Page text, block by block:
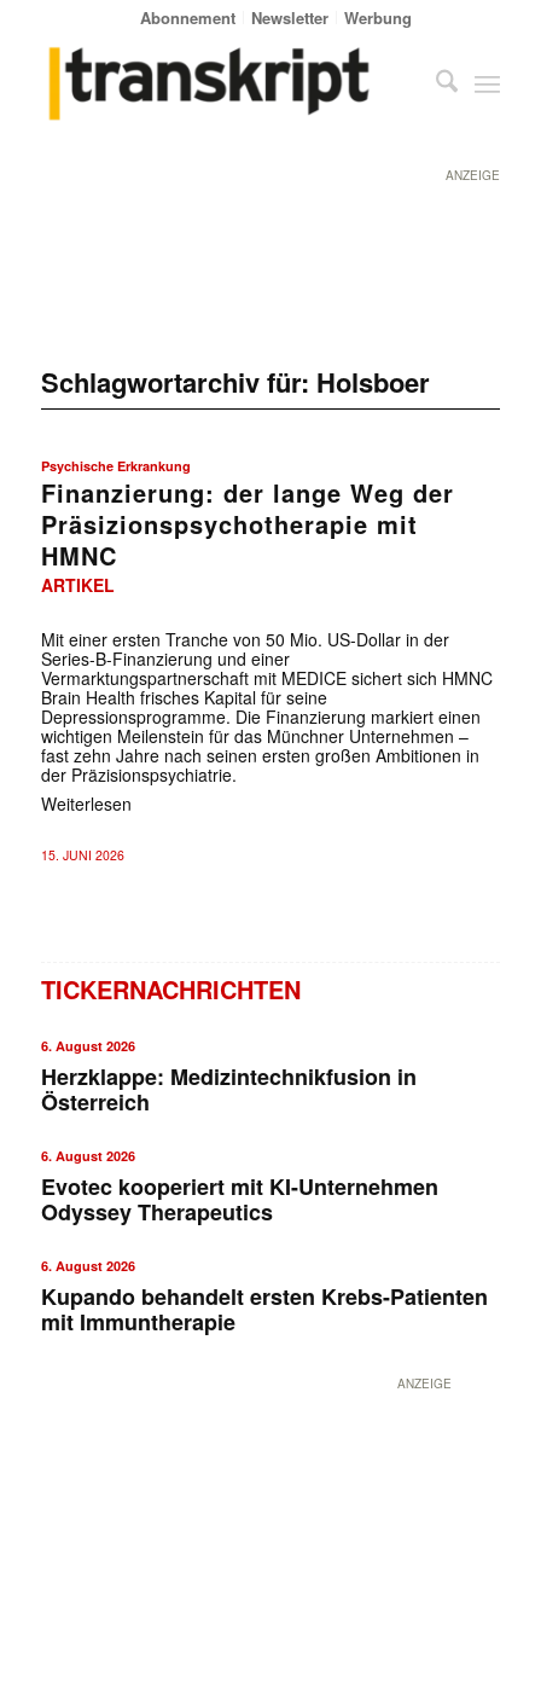
Abonnement Newsletter Werbung
ANZEIGE
Schlagwortarchiv für: Holsboer
Psychische Erkrankung
Finanzierung: der lange Weg der
Präsizionspsychotherapie mit
HMNC
ARTIKEL
Mit einer ersten Tranche von 50 Mio. US-Dollar in der
Series-B-Finanzierung und einer
Vermarktungspartnerschaft mit MEDICE sichert sich HMNC
Brain Health frisches Kapital für seine
Depressionsprogramme. Die Finanzierung markiert einen
wichtigen Meilenstein für das Münchner Unternehmen –
fast zehn Jahre nach seinen ersten großen Ambitionen in
der Präzisionspsychiatrie.
Weiterlesen
15. JUNI 2026
TICKERNACHRICHTEN
6. August 2026
Herzklappe: Medizintechnikfusion in
Österreich
6. August 2026
Evotec kooperiert mit KI-Unternehmen
Odyssey Therapeutics
6. August 2026
Kupando behandelt ersten Krebs-Patienten
mit Immuntherapie
ANZEIGE